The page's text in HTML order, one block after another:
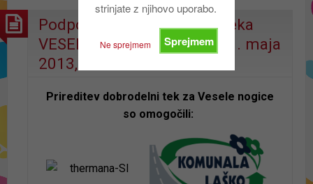
strinjate z njihovo uporabo.
Sprejmem
Ne sprejmem
Podporniki dobrodelnega teka
VESELE NOGICE TEČEJO 21. maja
2013, v LAŠKEM
Prireditev dobrodelni tek za Vesele nogice
so omogočili: